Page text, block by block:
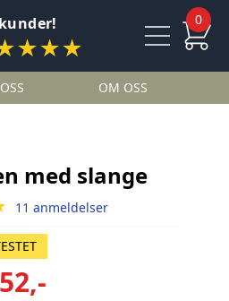
0
OM OSS
med slange
11 anmeldelser